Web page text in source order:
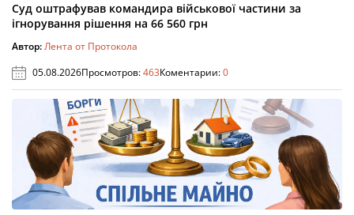
Суд оштрафував командира військової частини за
ігнорування рішення на 66 560 грн
Автор:Лента от Протокола
05.08.2026Просмотров:463Коментарии:0